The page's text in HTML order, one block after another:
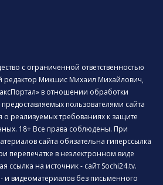
с ограниченной ответственностью
редактор Микшис Михаил Михайлович,
в отношении обработки
пользователями сайта
о реализуемых требованиях к защите
18+ Все права соблюдены. При
сайта обязательна гиперссылка
перепечатке в неэлектронном виде
ссылка на источник - сайт Sochi24.tv.
и видеоматериалов без письменного